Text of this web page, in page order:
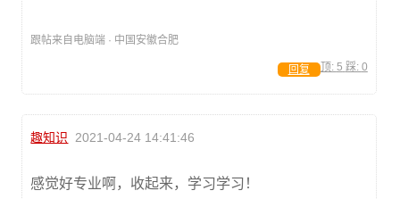
跟帖来自电脑端 · 中国安徽合肥
顶: 5 踩: 0
回复
趣知识 2021-04-24 14:41:46
感觉好专业啊，收起来，学习学习！